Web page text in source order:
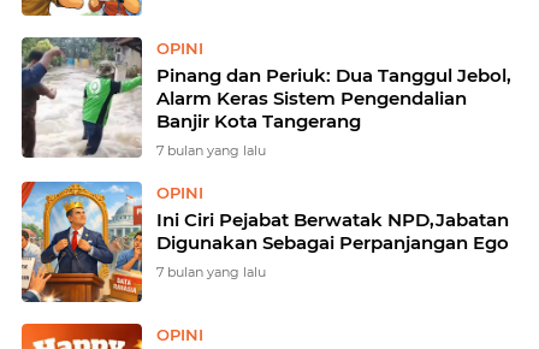
OPINI
Pinang dan Periuk: Dua Tanggul Jebol,
Alarm Keras Sistem Pengendalian
Banjir Kota Tangerang
7 bulan yang lalu
OPINI
Ini Ciri Pejabat Berwatak NPD,Jabatan
Digunakan Sebagai Perpanjangan Ego
7 bulan yang lalu
OPINI